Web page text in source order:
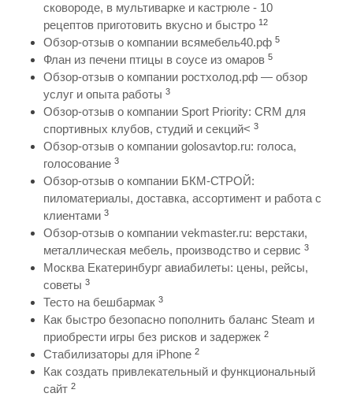
сковороде, в мультиварке и кастрюле - 10
рецептов приготовить вкусно и быстро 12
Обзор-отзыв о компании всямебель40.рф 5
Флан из печени птицы в соусе из омаров 5
Обзор-отзыв о компании ростхолод.рф — обзор
услуг и опыта работы 3
Обзор-отзыв о компании Sport Priority: CRM для
спортивных клубов, студий и секций< 3
Обзор-отзыв о компании golosavtop.ru: голоса,
голосование 3
Обзор-отзыв о компании БКМ-СТРОЙ:
пиломатериалы, доставка, ассортимент и работа с
клиентами 3
Обзор-отзыв о компании vekmaster.ru: верстаки,
металлическая мебель, производство и сервис 3
Москва Екатеринбург авиабилеты: цены, рейсы,
советы 3
Тесто на бешбармак 3
Как быстро безопасно пополнить баланс Steam и
приобрести игры без рисков и задержек 2
Стабилизаторы для iPhone 2
Как создать привлекательный и функциональный
сайт 2